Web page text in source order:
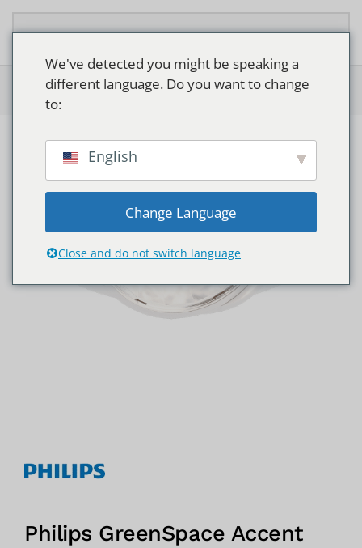
>Shop>Philips GreenSpace Accent Cardanic
Philips GreenSpace Accent
We've detected you might be speaking a
different language. Do you want to change
to:
English
Change Language
Close and do not switch language